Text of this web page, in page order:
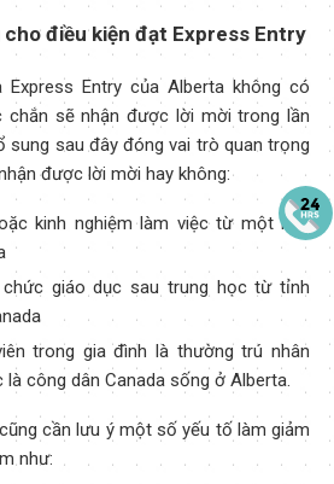
điều kiện đạt Express Entry
Entry của Alberta không có
chắn sẽ nhận được lời mời trong lần
sung sau đây đóng vai trò quan trọng
được lời mời hay không:
kinh nghiệm làm việc từ một nhà
giáo dục sau trung học từ tỉnh
trong gia đình là thường trú nhân
công dân Canada sống ở Alberta.
cần lưu ý một số yếu tố làm giảm
như: